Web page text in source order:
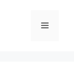
Menu